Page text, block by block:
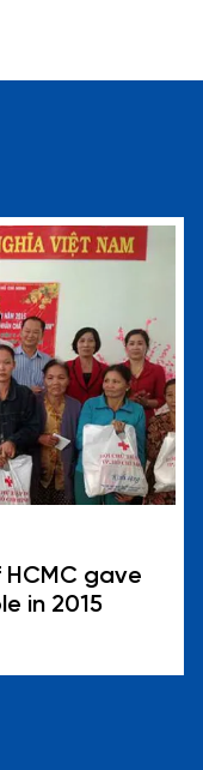
HCMC gave
in 2015